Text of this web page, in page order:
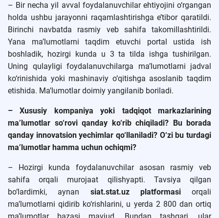
– Bir necha yil avval foydalanuvchilar ehtiyojini o‘rgangan
holda ushbu jarayonni raqamlashtirishga e’tibor qaratildi.
Birinchi navbatda rasmiy veb sahifa takomillashtirildi.
Yana ma’lumotlarni taqdim etuvchi portal ustida ish
boshladik, hozirgi kunda u 3 ta tilda ishga tushirilgan.
Uning qulayligi foydalanuvchilarga ma’lumotlarni jadval
ko‘rinishida yoki mashinaviy o‘qitishga asoslanib taqdim
etishida. Ma’lumotlar doimiy yangilanib boriladi.
– Xususiy kompaniya yoki tadqiqot markazlarining
ma’lumotlar so‘rovi qanday ko‘rib chiqiladi? Bu borada
qanday innovatsion yechimlar qo‘llaniladi? O‘zi bu turdagi
ma’lumotlar hamma uchun ochiqmi?
– Hozirgi kunda foydalanuvchilar asosan rasmiy veb
sahifa orqali murojaat qilishyapti. Tavsiya qilgan
bo‘lardimki, aynan siat.stat.uz platformasiorqali
ma’lumotlarni qidirib ko‘rishlarini, u yerda 2 800 dan ortiq